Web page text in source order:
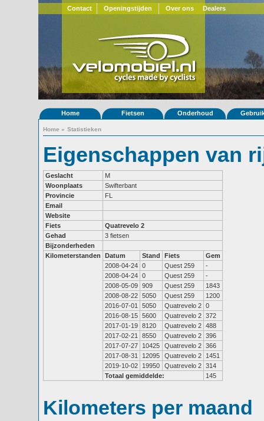
Contact Openingstijden Over ons Dealers
Home Fietsen Onderhoud
Home » Statistieken
Eigenschappen van
Geslacht
M
Woonplaats
Swifterbant
Provincie
FL
Email
Website
Fiets
Quatrevelo 2
Gehad
3 fietsen
Bijzonderheden
Kilometerstanden
Datum Stand Fiets
Gem
2008-04-24 0 Quest 259
-
2008-04-24 0 Quest 259
-
2008-05-09 909 Quest 259
1843
2008-08-22 5050 Quest 259
1200
2016-07-01
5050 Quatrevelo 2 0
2016-08-15 5600 Quatrevelo 2 372
2017-01-19 8120 Quatrevelo 2 488
2017-02-21
8550 Quatrevelo 2 396
2017-07-27
10425 Quatrevelo 2 366
2017-08-31
12095 Quatrevelo 2
1451
2019-10-02
19950 Quatrevelo 2 314
Totaal gemiddelde:
145
Kilometers per maand